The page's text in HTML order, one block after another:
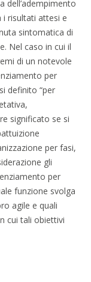
dell’adempimento
i risultati attesi e
sintomatica di
Nel caso in cui il
di un notevole
per
definito “per
significato se si
per fasi,
gli
per
funzione svolga
agile e quali
cui tali obiettivi